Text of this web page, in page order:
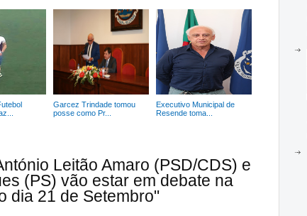
Garcez Trindade tomou
posse como Pr...
Executivo Municipal de
Resende toma...
Leitão Amaro (PSD/CDS) e
(PS) vão estar em debate na
dia 21 de Setembro"